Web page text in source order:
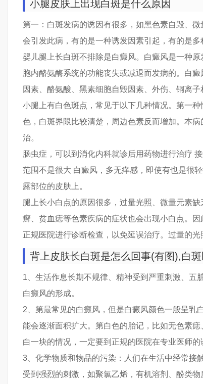
小腿皮肤上出现白斑是什么原因
第一：白斑发病的诱因有很多，如黑色素自毁、
会引发此病，有的是一种诱发因素引起，有的是多
婴儿腿上长白斑不排除是白癜风。白癜风是一种
胞内酪氨酶系统的功能丧失或减退而发病的。白
因素、酪氨酸、黑素细胞自毁因素、外伤、铜离
小腿上有白色斑点，常见于以下几种情况。第一
色，白斑界限比较清楚，周边色素反而增加。本
治。
肠虫症，可以到消化内科就诊后用药物进行治疗
范围不是很大 白癜风，多无痒感，即使有也是很
露部位的皮肤上。
腿上长小白点的原因很多，过量光照、微量元素
癣、贫血痣等色素疾病的症状也会出现小白点。
正规医院进行诊断检查，以免延误治疗。过量的光
背上皮肤长白斑是怎么回事(有图),白
1、生活作息长期不规律、精神受到严重刺激、五
白癜风的形成。
2、第最常见的白癜风，但是白癜风颜色一般呈乳
能会逐渐面积扩大。第白色的胎记，比如无色素
白一块的情况，一定要到正规的医院在专业医师
3、化学物质和物品的污染：人们在生活中经常接
受到强烈的刺激，如聚氯乙烯，有机溶剂、酚类